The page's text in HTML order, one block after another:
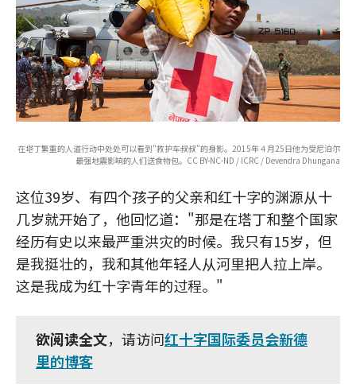
在塔丁繁重的人道行动中处处可以看到"救护车叔叔"的身影。2015年４月25日他为受尼泊尔
最强地震影响的人们送食物包。CC BY-NC-ND / ICRC / Devendra Dhungana
这位39岁、有四个孩子的父亲和红十字的渊源从十
几岁就开始了，他回忆道："那是在塔丁和整个国家
经历有史以来最严重洪灾的时候。我只有15岁，但
是我挺壮的，我和其他年轻人从河里把人拉上岸。
这是我成为红十字青年的过程。"
欲阅读全文，请访问红十字国际委员会新德
里的博客